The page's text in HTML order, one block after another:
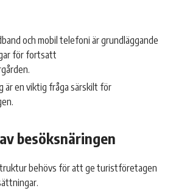
och mobil telefoni är grundläggande
för fortsatt
är en viktig fråga särskilt för
besöksnäringen
behövs för att ge turistföretagen